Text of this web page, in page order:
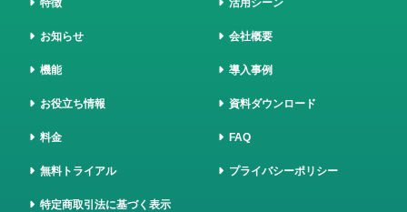
お知らせ 会社概要
機能 導入事例
お役立ち情報 資料ダウンロード
料金 FAQ
無料トライアル プライバシーポリシー
特定商取引法に基づく表示